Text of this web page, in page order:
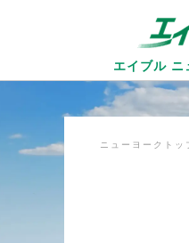
エイブル ニ
ニューヨークトッ